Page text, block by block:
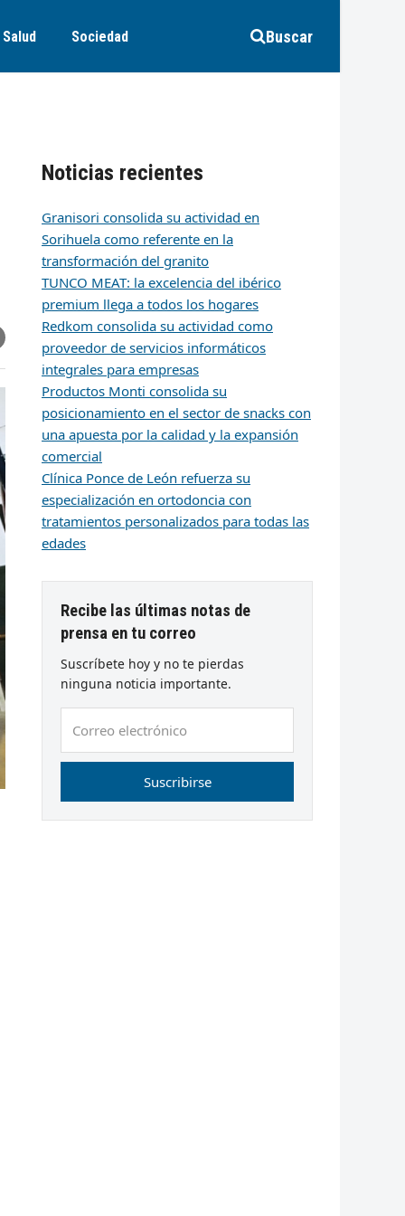
Salud Sociedad Buscar
Noticias recientes
Granisori consolida su actividad en
Sorihuela como referente en la
transformación del granito
TUNCO MEAT: la excelencia del ibérico
premium llega a todos los hogares
Redkom consolida su actividad como
proveedor de servicios informáticos
integrales para empresas
Productos Monti consolida su
posicionamiento en el sector de snacks con
una apuesta por la calidad y la expansión
comercial
Clínica Ponce de León refuerza su
especialización en ortodoncia con
tratamientos personalizados para todas las
edades
Recibe las últimas notas de
prensa en tu correo
Suscríbete hoy y no te pierdas
ninguna noticia importante.
electrónico
Suscribirse